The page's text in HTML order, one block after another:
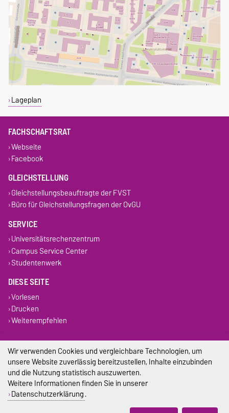
Lageplan
FACHSCHAFTSRAT
Webseite
Facebook
GLEICHSTELLUNG
Gleichstellungsbeauftragte der FVST
Büro für Gleichstellungsfragen der OvGU
SERVICE
Universitätsrechenzentrum
Campus Service Center
Studentenwerk
DIESE SEITE
Vorlesen
Drucken
Weiterempfehlen
Impressum
Datenschutz
Barrierefreiheit
Cookie-Einstellungen
Wir verwenden Cookies und vergleichbare Technologien, um
unsere Website zuverlässig bereitzustellen, Inhalte einzubinden
und die Nutzung statistisch auszuwerten.
Weitere Informationen finden Sie in unserer
Datenschutzerklärung.